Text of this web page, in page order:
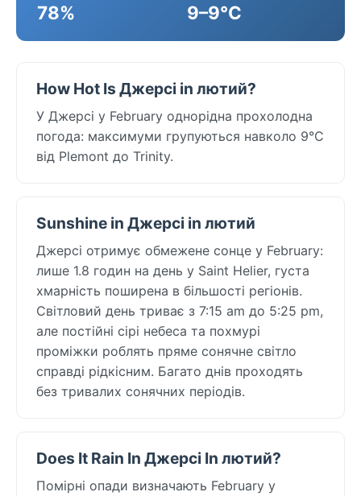
78% 9–9°C
How Hot Is Джерсі in лютий?
У Джерсі у February однорідна прохолодна
погода: максимуми групуються навколо 9°C
від Plemont до Trinity.
Sunshine in Джерсі in лютий
Джерсі отримує обмежене сонце у February:
лише 1.8 годин на день у Saint Helier, густа
хмарність поширена в більшості регіонів.
Світловий день триває з 7:15 am до 5:25 pm,
але постійні сірі небеса та похмурі
проміжки роблять пряме сонячне світло
справді рідкісним. Багато днів проходять
без тривалих сонячних періодів.
Does It Rain In Джерсі In лютий?
Помірні опади визначають February у